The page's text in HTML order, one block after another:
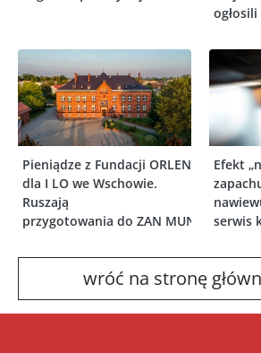
Pieniądze z Fundacji ORLEN
dla I LO we Wschowie.
Ruszają
przygotowania do ZAN MUN
Efekt
serwis
wróć na stronę